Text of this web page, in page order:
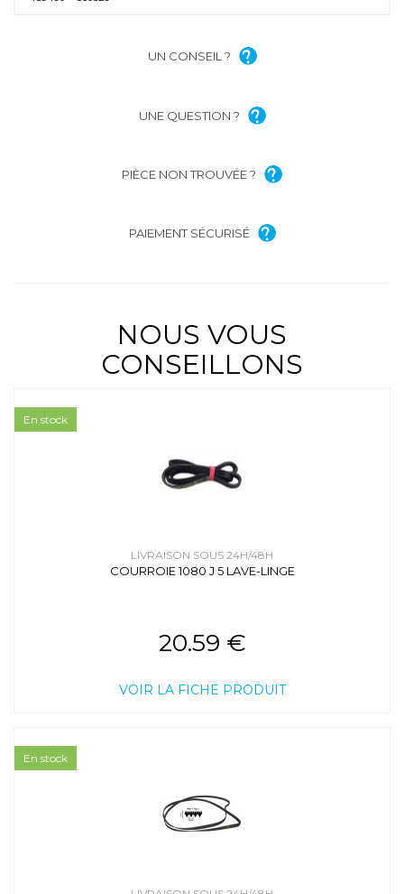
UN CONSEIL ?
UNE QUESTION ?
PIÈCE NON TROUVÉE ?
PAIEMENT SÉCURISÉ
NOUS VOUS
CONSEILLONS
LIVRAISON SOUS 24H/48H
COURROIE 1080 J 5 LAVE-LINGE
20.59 €
VOIR LA FICHE PRODUIT
En stock
En stock